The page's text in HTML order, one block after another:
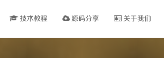
技术教程 源码分享 关于我们